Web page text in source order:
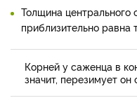
Толщина центрального
приблизительно
Корней у саженца в
значит, перезимует он